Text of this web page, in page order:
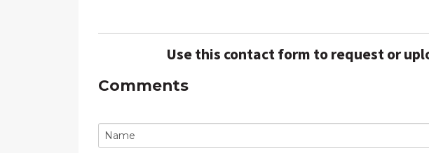
Use this contact form to request or
Comments